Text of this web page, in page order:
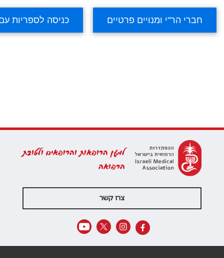
למען הרופאות והרופאים ולטובת
הרפואה
צרו קשר